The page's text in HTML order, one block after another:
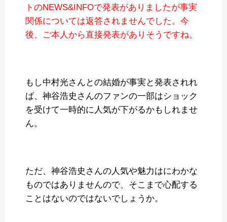
トのNEWS&INFOで発表がありましたが事実
関係については返答されませんでした。今
後、ご本人から直接発表がありそうですね。
もし中村光さんとの結婚が事実と発表されれ
ば、神谷浩史さんのファンの一部はショック
を受けて一時的に人気が下がるかもしれませ
ん。
ただ、神谷浩史さんの人気や魅力はにわかな
ものではありませんので、そこまで心配する
ことはないのではないでしょうか。